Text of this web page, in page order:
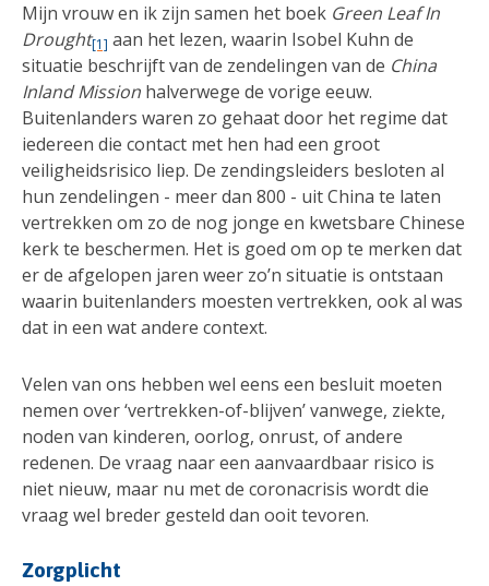
Mijn vrouw en ik zijn samen het boek Green Leaf In
Drought[1] aan het lezen, waarin Isobel Kuhn de
situatie beschrijft van de zendelingen van de China
Inland Mission halverwege de vorige eeuw.
Buitenlanders waren zo gehaat door het regime dat
iedereen die contact met hen had een groot
veiligheidsrisico liep. De zendingsleiders besloten al
hun zendelingen - meer dan 800 - uit China te laten
vertrekken om zo de nog jonge en kwetsbare Chinese
kerk te beschermen. Het is goed om op te merken dat
er de afgelopen jaren weer zo’n situatie is ontstaan
waarin buitenlanders moesten vertrekken, ook al was
dat in een wat andere context.
Velen van ons hebben wel eens een besluit moeten
nemen over ‘vertrekken-of-blijven’ vanwege, ziekte,
noden van kinderen, oorlog, onrust, of andere
redenen. De vraag naar een aanvaardbaar risico is
niet nieuw, maar nu met de coronacrisis wordt die
vraag wel breder gesteld dan ooit tevoren.
Zorgplicht